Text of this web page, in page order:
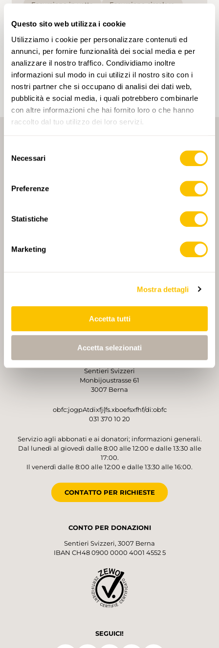
Questo sito web utilizza i cookie
Utilizziamo i cookie per personalizzare contenuti ed
annunci, per fornire funzionalità dei social media e per
analizzare il nostro traffico. Condividiamo inoltre
informazioni sul modo in cui utilizzi il nostro sito con i
nostri partner che si occupano di analisi dei dati web,
pubblicità e social media, i quali potrebbero combinarle
con altre informazioni che hai fornito loro o che hanno
raccolto dal tuo utilizzo dei loro servizi.
delNecessari
Preferenze
Statistiche
Marketing
Mostra dettagli
Accetta tutti
Accetta selezionati
Escursione in vetta
Escursione circolare
Cliccando su un tag, puoi aggiungerlo al tuo
account e ottenere contenuti personalizzati in base
ai tuoi interessi. I tag possono essere salvati solo in
un account.
PARTNER PRINCIPALE E PARTNER DI TRASPORTO
Sentieri Svizzeri
Monbijoustrasse 61
3007 Berna
obfc:jogpAtdixfj{fs.xboefsxfhf/di:obfc
031 370 10 20
Servizio agli abbonati e ai donatori; informazioni generali.
Dal lunedì al giovedì dalle 8:00 alle 12:00 e dalle 13:30 alle
17:00.
Il venerdì dalle 8:00 alle 12:00 e dalle 13:30 alle 16:00.
CONTATTO PER RICHIESTE
CONTO PER DONAZIONI
Sentieri Svizzeri, 3007 Berna
IBAN CH48 0900 0000 4001 4552 5
SEGUICI!